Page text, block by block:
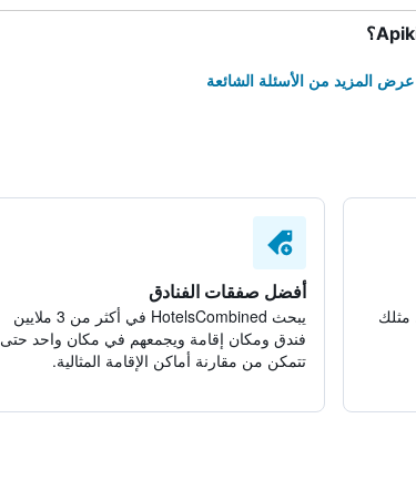
عرض المزيد من الأسئلة الشائعة
مثلك
أفضل صفقات الفنادق
يبحث HotelsCombined في أكثر من 3 ملايين
فندق ومكان إقامة ويجمعهم في مكان واحد حتى
تتمكن من مقارنة أماكن الإقامة المثالية.